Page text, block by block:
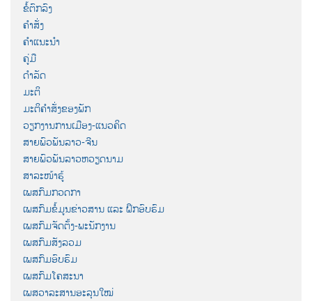
ຂໍ້ຕົກລົງ
ຄຳສັ່ງ
ຄຳແນະນຳ
ຄູ່ມື
ດຳລັດ
ມະຕິ
ມະຕິຄຳສັ່ງຂອງພັກ
ວຽກງານການເມືອງ-ແນວຄິດ
ສາຍພົວພັນລາວ-ຈີນ
ສາຍພົວພັນລາວຫວຽດນາມ
ສາລະໜ້າຮູ້
ເພສກົມກວດກາ
ເພສກົມຂໍ້ມູນຂ່າວສານ ແລະ ຝຶກອົບຮົມ
ເພສກົມຈັດຕັ້ງ-ພະນັກງານ
ເພສກົມສັງລວມ
ເພສກົມອົບຮົມ
ເພສກົມໂຄສະນາ
ເພສວາລະສານອະລຸນໃໝ່